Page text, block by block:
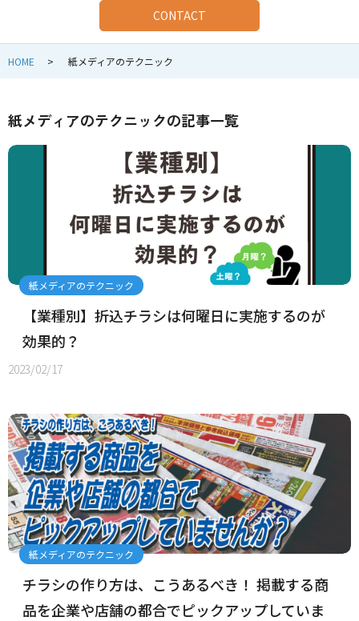
CONTACT
HOME 紙メディアのテクニック
紙メディアのテクニックの記事一覧
紙メディアのテクニック
【業種別】折込チラシは何曜日に実施するのが
効果的？
2023/02/17
紙メディアのテクニック
チラシの作り方は、こうあるべき！ 掲載する商
品を企業や店舗の都合でピックアップしていま